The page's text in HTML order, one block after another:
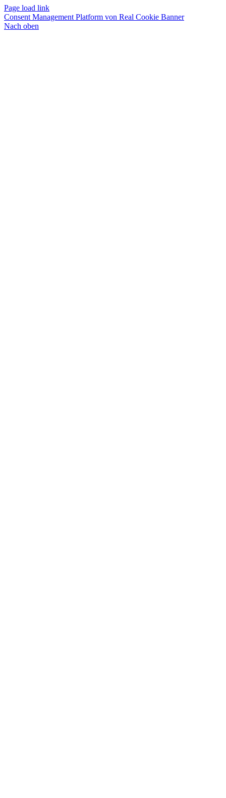
Page load link
Consent Management Platform von Real Cookie Banner
Nach oben